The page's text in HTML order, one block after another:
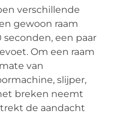
verschillende
​​gewoon raam
een paar
Om een ​​raam
van
slijper,
breken neemt
de aandacht